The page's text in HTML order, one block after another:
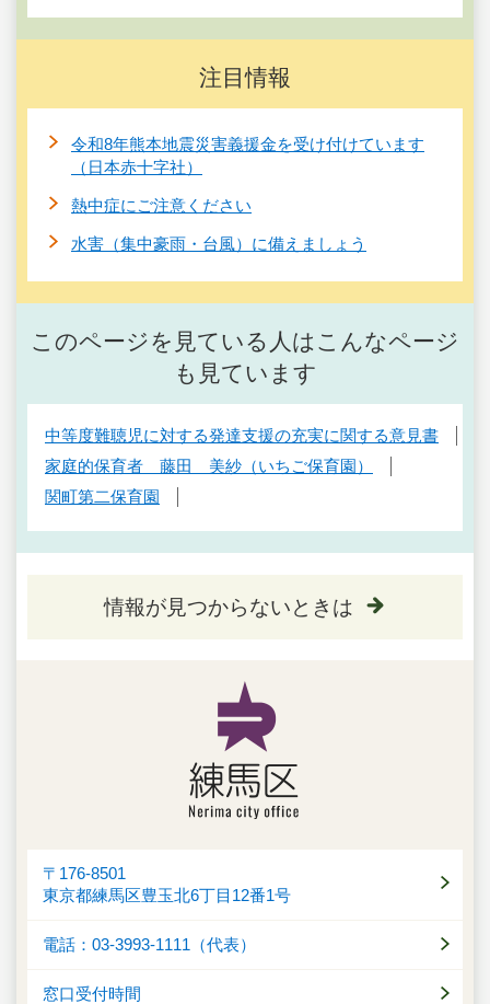
注目情報
令和8年熊本地震災害義援金を受け付けています
（日本赤十字社）
熱中症にご注意ください
水害（集中豪雨・台風）に備えましょう
このページを見ている人はこんなページ
も見ています
中等度難聴児に対する発達支援の充実に関する意見書
家庭的保育者 藤田 美紗（いちご保育園）
関町第二保育園
情報が見つからないときは
〒176-8501
東京都練馬区豊玉北6丁目12番1号
電話：03-3993-1111（代表）
窓口受付時間